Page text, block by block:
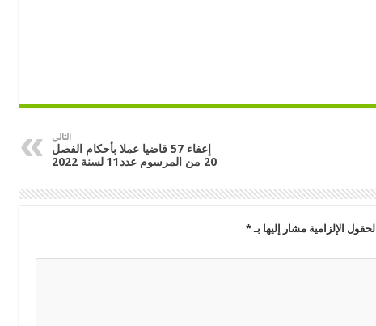
التالي
إعفاء 57 قاضيا عملا بأحكام الفصل
20 من المرسوم عدد11 لسنة 2022
الحقول الإلزامية مشار إليها بـ*